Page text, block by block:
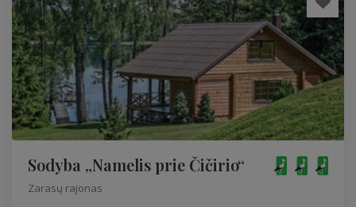
Sodyba „Namelis prie Čičirio“
Zarasų rajonas